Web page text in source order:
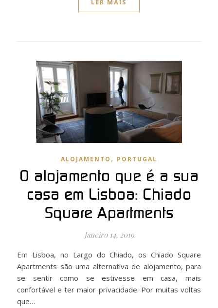
LER MAIS
ALOJAMENTO , PORTUGAL
O alojamento que é a sua
casa em Lisboa: Chiado
Square Apartments
Janeiro 14, 2019
Em Lisboa, no Largo do Chiado, os Chiado Square
Apartments são uma alternativa de alojamento, para
se sentir como se estivesse em casa, mais
confortável e ter maior privacidade. Por muitas voltas
que…